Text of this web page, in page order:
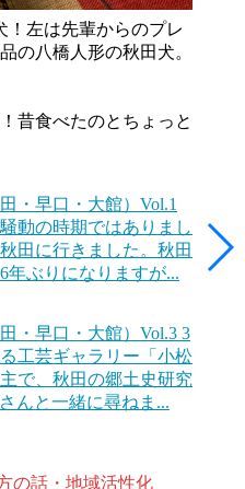
！左は先輩からのプレ
の八橋人形の秋田犬。
昔食べたのとちょっと
・早口・大館）Vol.1
動の時期ではありまし
田に行きました。秋田
年ぶりになりますが...
・早口・大館）Vol.3 3
工芸ギャラリー「小松
で、秋田の郷土史研究
んと一緒に尋ねま...
の話・地域活性化